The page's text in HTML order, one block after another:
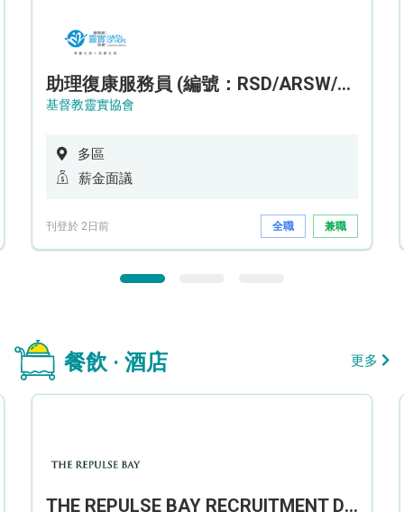
助理復康服務員 (編號：RSD/ARSW/CTE)
基督教靈實協會
多區
薪金面議
刊登於 2日前 全職 兼職
餐飲 · 酒店 更多
THE REPULSE BAY RECRUITMENT DAY 淺水灣影灣園人才招聘會